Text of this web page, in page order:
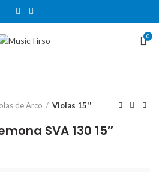
0
de Arco Violas 15''
SVA 130 15″